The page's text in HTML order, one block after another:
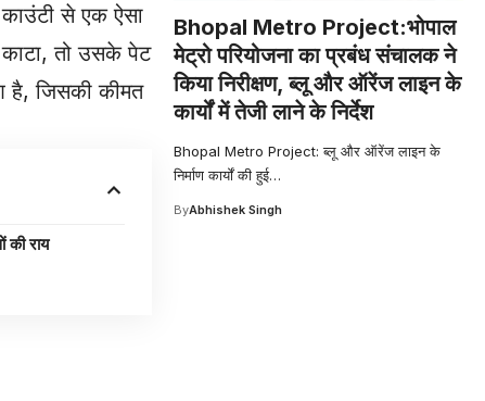
से एक ऐसा
तो उसके पेट
है, जिसकी कीमत
राय
Bhopal Metro Project:भोपाल
मेट्रो परियोजना का प्रबंध संचालक ने
किया निरीक्षण, ब्लू और ऑरेंज लाइन के
कार्यों में तेजी लाने के निर्देश
Bhopal Metro Project: ब्लू और ऑरेंज लाइन के
निर्माण कार्यों की हुई…
ByAbhishek Singh